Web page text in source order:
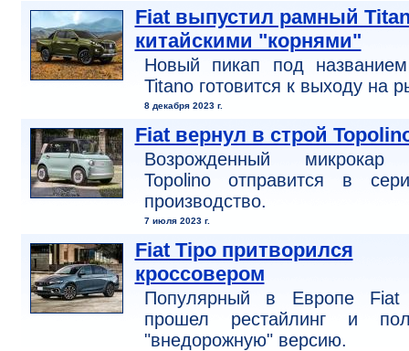
Fiat выпустил рамный
китайскими "корнями"
Новый пикап под
Titano готовится к выходу на
8 декабря 2023 г.
Fiat вернул в строй
Возрожденный
Topolino отправится в
производство.
7 июля 2023 г.
Fiat Tipo притворился
кроссовером
Популярный в Европе Fiat
прошел рестайлинг и
"внедорожную" версию.